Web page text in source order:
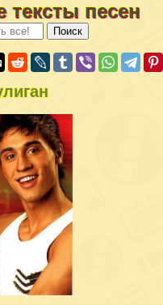
тексты песен